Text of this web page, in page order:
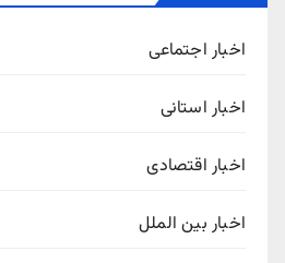
اخبار اجتماعی
اخبار استانی
اخبار اقتصادی
اخبار بین الملل